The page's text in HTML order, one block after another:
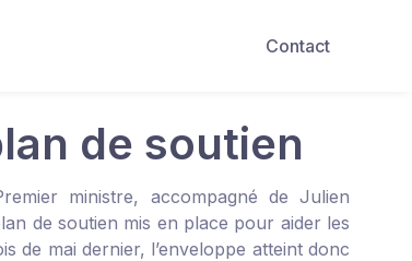
Contact
de soutien
ministre, accompagné de Julien
de soutien mis en place pour aider les
de mai dernier, l’enveloppe atteint donc